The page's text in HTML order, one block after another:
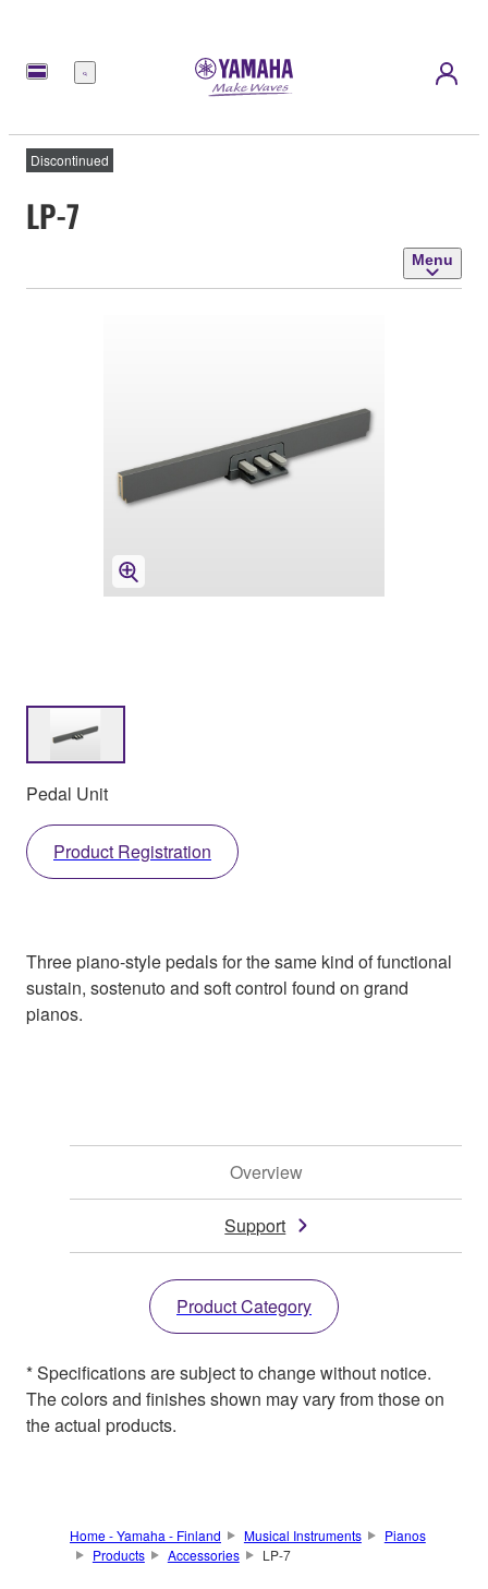
Menu
Discontinued
LP-7
Menu
Pedal Unit
Product Registration
Three piano-style pedals for the same kind of functional
sustain, sostenuto and soft control found on grand
pianos.
Overview
Support
Product Category
* Specifications are subject to change without notice.
The colors and finishes shown may vary from those on
the actual products.
Home - Yamaha - Finland Musical Instruments
Pianos
Products
Accessories LP-7